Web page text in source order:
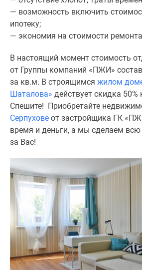
Видео
360°
новостроек
застройщиком
Rutube
Поиск
дома
Москве
Программа
реновации
Москве
Новостройки
премиум-
класса
Новостройки
бизнес-
класса
Рассрочка
Траншевая
— возможность включить
ипотеку;
— экономия на стоимости
В настоящий момент стоимость
от Группы компаний «ПЖИ»
за кв.м. В строящимся жилом
Шаталова» действует скидка 50%
Спешите! Приобретайте
Серпухове от застройщика ГК
время и деньги, а мы сделаем
за Вас!